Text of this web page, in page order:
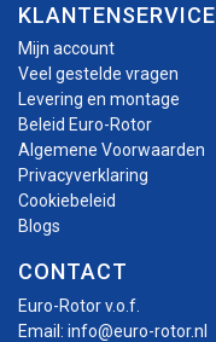
KLANTENSERVICE
Mijn account
Veel gestelde vragen
Levering en montage
Beleid Euro-Rotor
Algemene Voorwaarden
Privacyverklaring
Cookiebeleid
Blogs
CONTACT
Euro-Rotor v.o.f.
Email: info@euro-rotor.nl